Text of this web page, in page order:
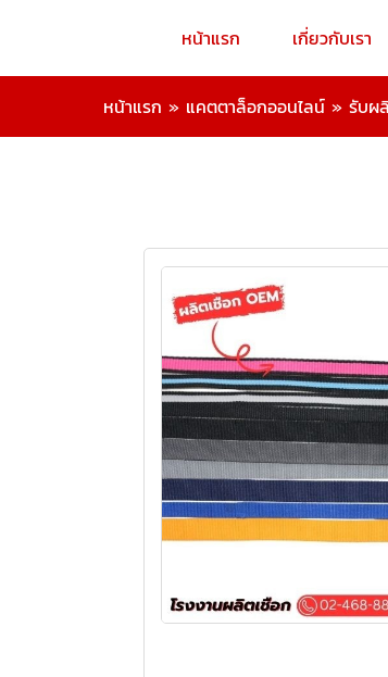
หน้าแรก เกี่ยวกับเรา
หน้าแรก » แคตตาล็อกออนไลน์ » รับผ